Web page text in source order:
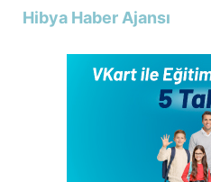
Hibya Haber Ajansı